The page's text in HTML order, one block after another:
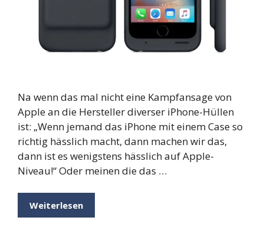
Na wenn das mal nicht eine Kampfansage von
Apple an die Hersteller diverser iPhone-Hüllen
ist: „Wenn jemand das iPhone mit einem Case so
richtig hässlich macht, dann machen wir das,
dann ist es wenigstens hässlich auf Apple-
Niveau!“ Oder meinen die das …
Weiterlesen